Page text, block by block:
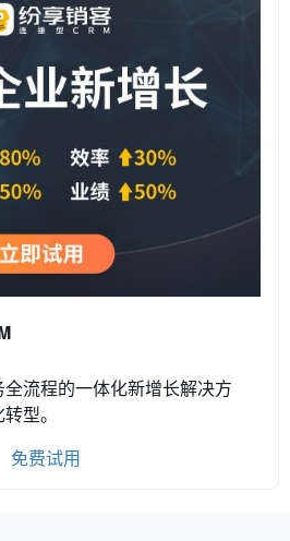
流程的一体化新增长解决方
型。
免费试用